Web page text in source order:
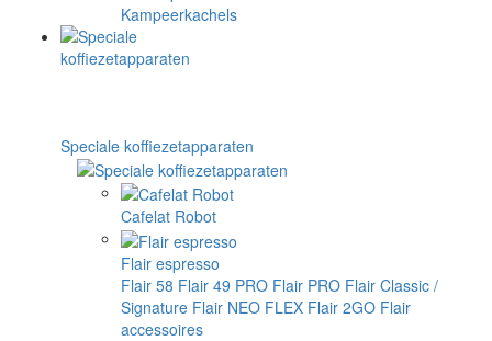
Kampeerkachels
Speciale koffiezetapparaten
Cafelat Robot
Flair espresso
Flair 58 Flair 49 PRO Flair PRO Flair Classic /
Signature Flair NEO FLEX Flair 2GO Flair
accessoires